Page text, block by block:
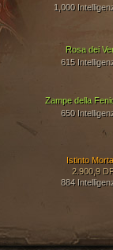
1,000
Zampe della
650
Istinto
2.900,9
884
Rosa dei
615